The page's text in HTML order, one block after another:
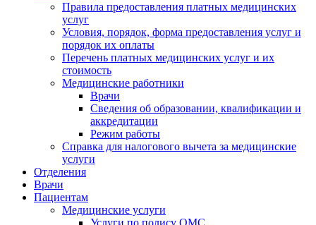
Правила предоставления платных медицинских
услуг
Условия, порядок, форма предоставления услуг и
порядок их оплаты
Перечень платных медицинских услуг и их
стоимость
Медицинские работники
Врачи
Сведения об образовании, квалификации и
аккредитации
Режим работы
Справка для налогового вычета за медицинские
услуги
Отделения
Врачи
Пациентам
Медицинские услуги
Услуги по полису ОМС